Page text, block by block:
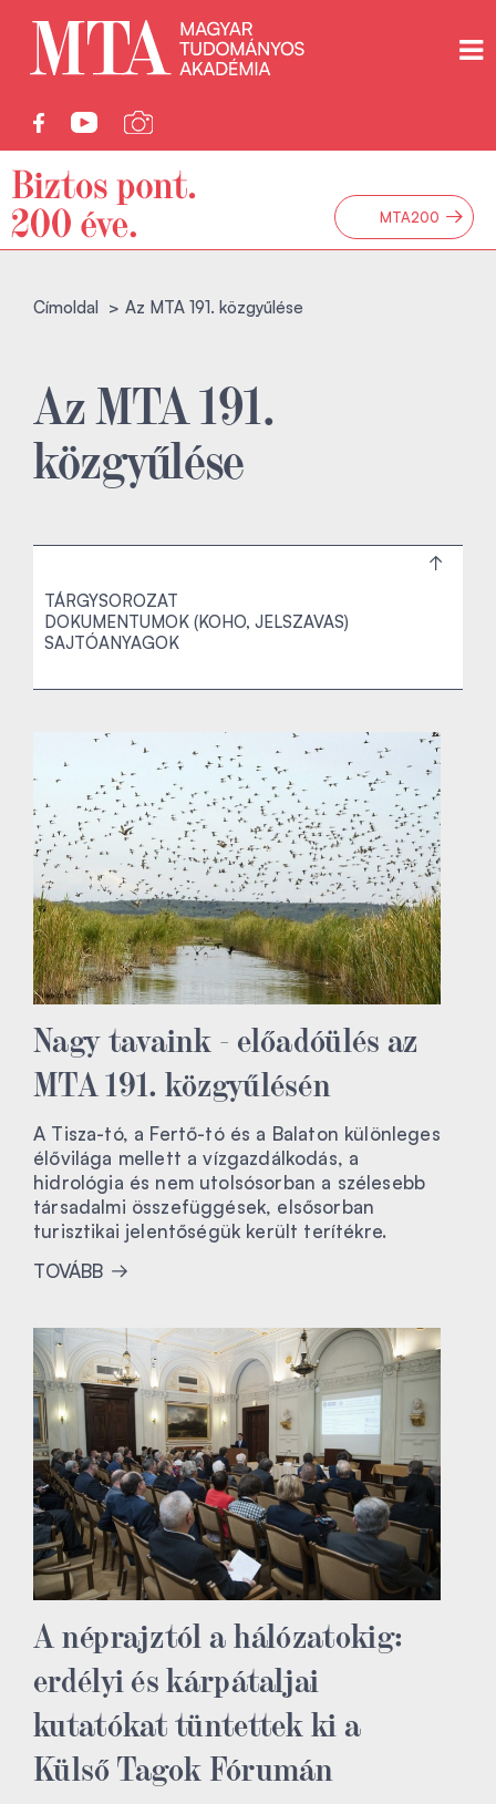
MTA200 →
Címoldal Az MTA 191. közgyűlése
Az MTA 191.
közgyűlése
TÁRGYSOROZAT
DOKUMENTUMOK (KOHO, JELSZAVAS)
SAJTÓANYAGOK
Nagy tavaink - előadóülés az
MTA 191. közgyűlésén
A Tisza-tó, a Fertő-tó és a Balaton különleges
élővilága mellett a vízgazdálkodás, a
hidrológia és nem utolsósorban a szélesebb
társadalmi összefüggések, elsősorban
turisztikai jelentőségük került terítékre.
TOVÁBB
A néprajztól a hálózatokig:
erdélyi és kárpátaljai
kutatókat tüntettek ki a
Külső Tagok Fórumán